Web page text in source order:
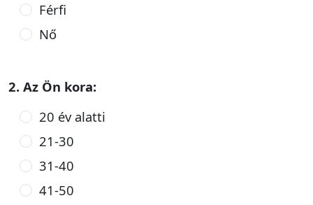
Férfi
Nő
2. Az Ön kora:
20 év alatti
21-30
31-40
41-50